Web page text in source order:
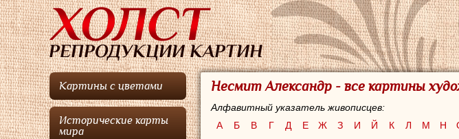
Картины с цветами
Исторические карты
мира
Несмит Александр - все картины
Алфавитный указатель живописцев:
А
Б В Г Д Е Ж З И Й К Л М Н